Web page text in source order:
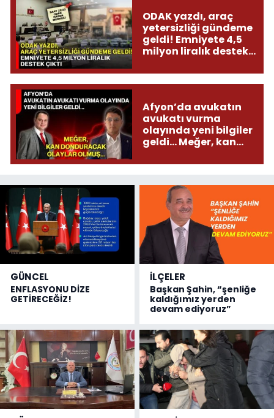
ODAK yazdı, araç
yetersizliği gündeme
geldi! Emniyete 4,5
milyon liralık destek
Afyon’da avukatın
avukatı vurma
olayında yeni bilgiler
geldi... Meğer, kan
olmuş...
GÜNCEL
ENFLASYONU DİZE
GETİRECEĞİZ!
İLÇELER
Başkan Şahin, “şenliğe
kaldığımız yerden
devam ediyoruz”